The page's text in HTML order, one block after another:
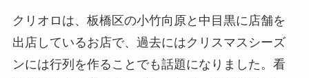
クリオロは、板橋区の小竹向原と中目黒に店舗を
出店しているお店で、過去にはクリスマスシーズ
ンには行列を作ることでも話題になりました。看